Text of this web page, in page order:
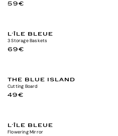
59€
L'ÎLE BLEUE
3 Storage Baskets
69€
THE BLUE ISLAND
Cutting Board
49€
L'ÎLE BLEUE
Flowering Mirror